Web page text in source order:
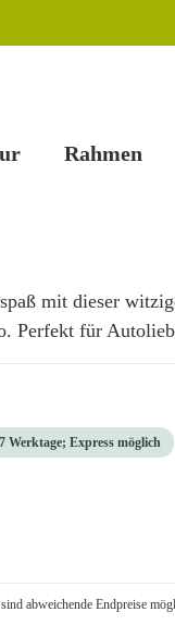
Rahmen
mit dieser
Perfekt für
Werktage; Express möglich
abweichende Endpreise